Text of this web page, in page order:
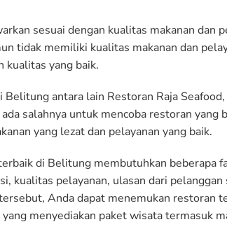
sesuai dengan kualitas makanan dan
tidak memiliki kualitas makanan dan
kualitas yang baik.
antara lain Restoran Raja
salahnya untuk mencoba restoran yang
yang lezat dan pelayanan yang baik.
di Belitung membutuhkan beberapa
kualitas pelayanan, ulasan dari
Anda dapat menemukan restoran
yang menyediakan paket wisata termasuk